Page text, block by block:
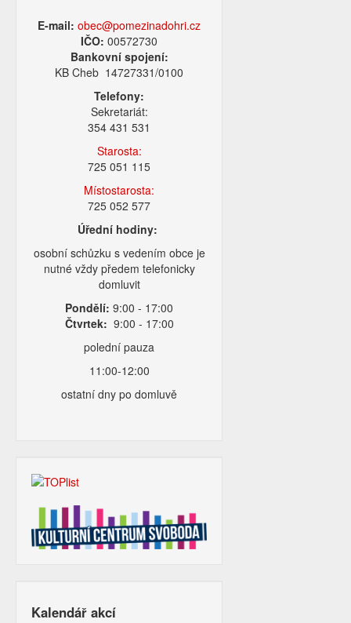
E-mail: obec@pomezinadohri.cz
IČO:00572730
Bankovní spojení:
KB Cheb 14727331/0100
Telefony:
Sekretariát:
354 431 531
Starosta:
725 051 115
Místostarosta:
725 052 577
Úřední hodiny:
osobní schůzku s vedením obce je
nutné vždy předem telefonicky
domluvit
Pondělí: 9:00 - 17:00
Čtvrtek: 9:00 - 17:00
polední pauza
11:00-12:00
ostatní dny po domluvě
Kalendář akcí